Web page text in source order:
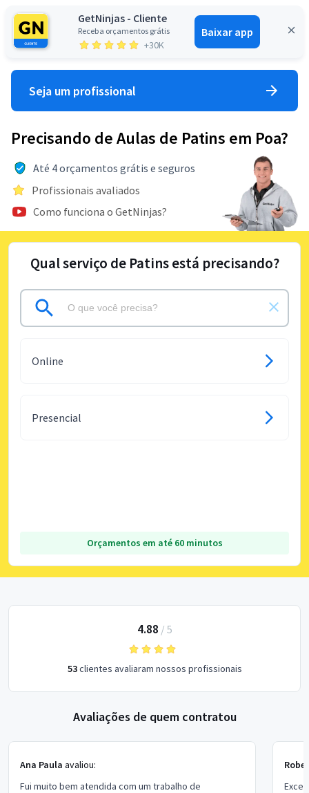
GetNinjas - Cliente
Receba orçamentos grátis
+30K
Baixar app
Entrar
Seja um profissional
Precisando de Aulas de Patins em Poa?
Até 4 orçamentos grátis e seguros
Profissionais avaliados
Como funciona o GetNinjas?
Qual serviço de Patins está precisando?
Online
Presencial
Orçamentos em até 60 minutos
4.88 / 5
53clientes avaliaram nossos profissionais
Avaliações de quem contratou
Ana Paula avaliou:
Fui muito bem atendida com um trabalho de